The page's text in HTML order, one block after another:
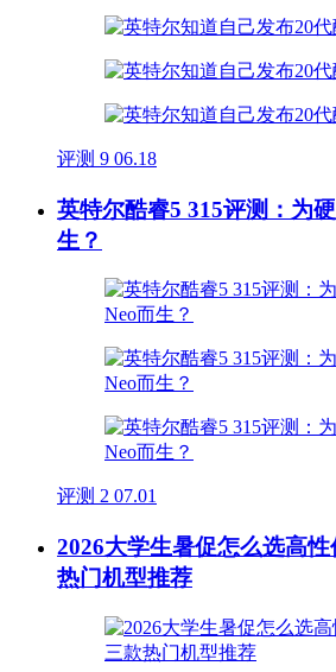
评测 9 06.18
英特尔酷睿5 315评测：为
生？
评测 2 07.01
2026大学生暑促怎么选高
热门机型推荐